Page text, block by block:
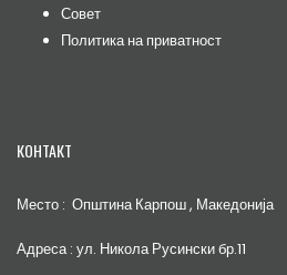
Совет
Политика на приватност
КОНТАКТ
Место : Општина Карпош , Македонија
Адреса : ул. Никола Русински бр.11